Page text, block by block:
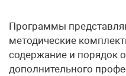
Программы
методические
содержание и порядок
дополнительного